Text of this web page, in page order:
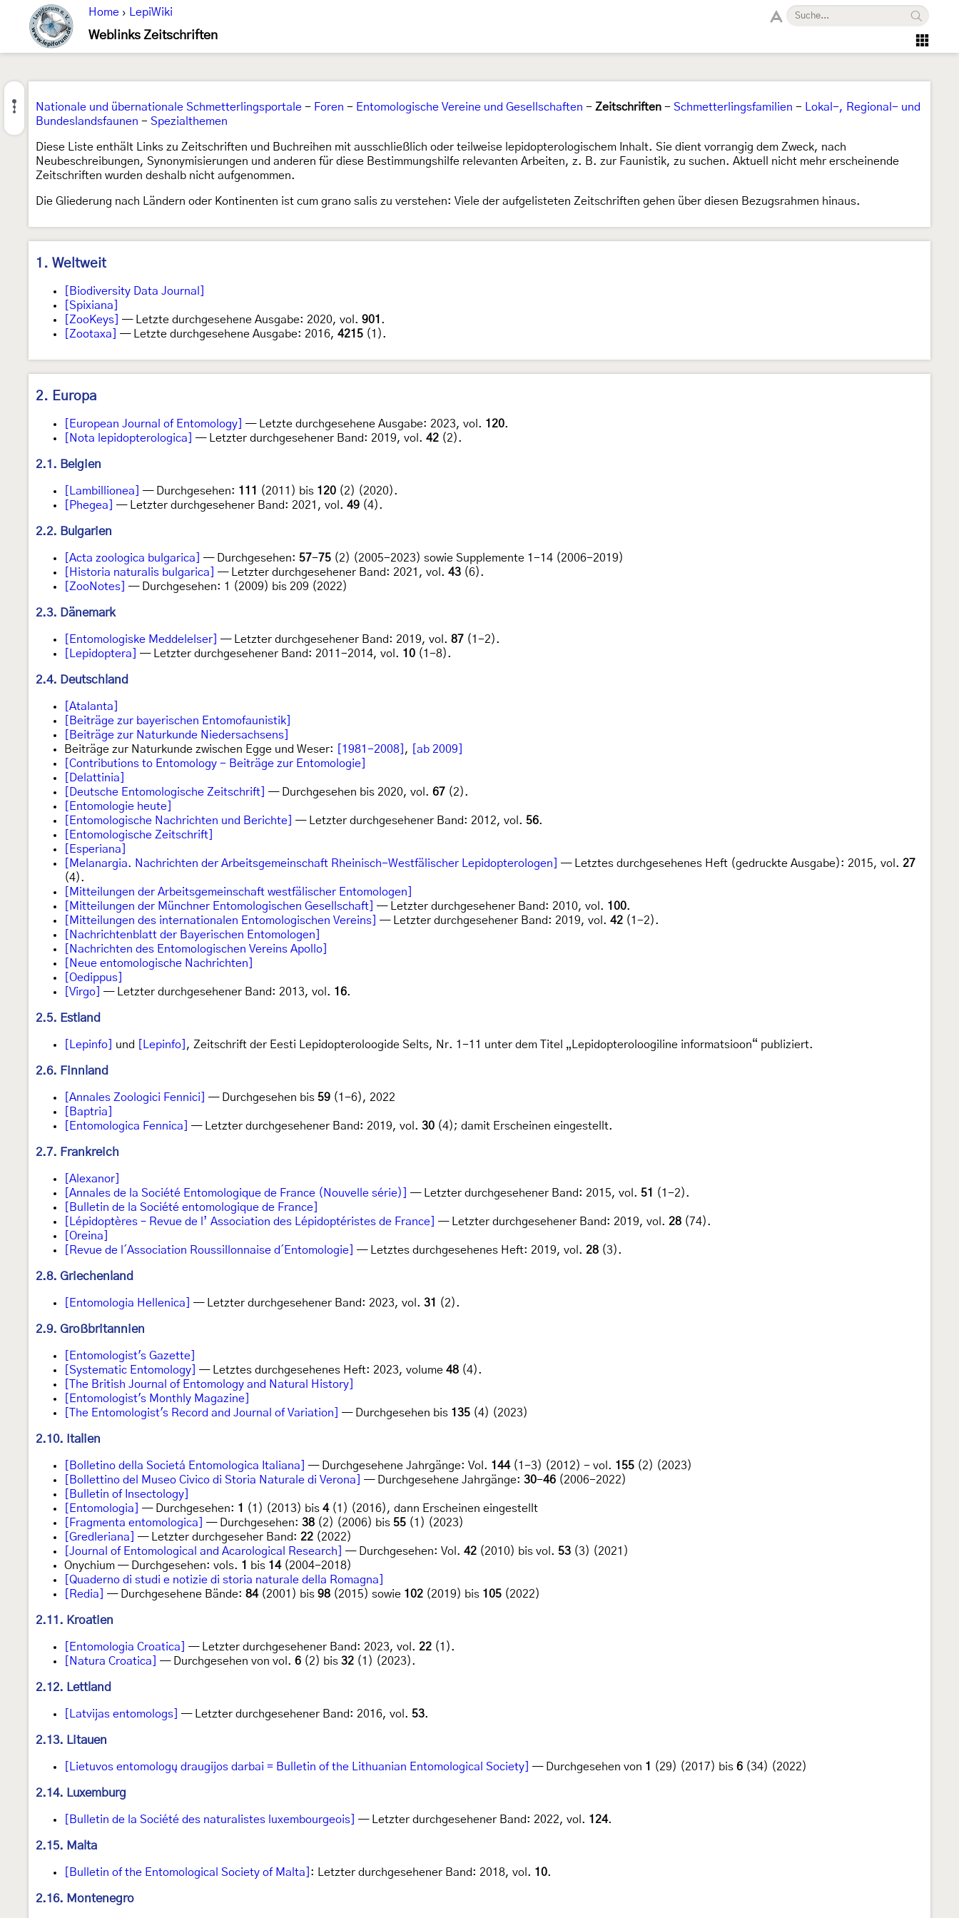
Home › LepiWiki
Weblinks Zeitschriften
Nationale und übernationale Schmetterlingsportale - Foren - Entomologische Vereine und Gesellschaften - Zeitschriften - Schmetterlingsfamilien -
Lokal-, Regional- und
Bundeslandsfaunen - Spezialthemen
Diese Liste enthält Links zu Zeitschriften und Buchreihen mit ausschließlich oder teilweise lepidopterologischem Inhalt. Sie dient vorrangig dem Zweck, nach
Neubeschreibungen, Synonymisierungen und anderen für diese Bestimmungshilfe relevanten Arbeiten, z. B. zur Faunistik, zu suchen. Aktuell nicht mehr erscheinende
Zeitschriften wurden deshalb nicht aufgenommen.
Die Gliederung nach Ländern oder Kontinenten ist cum grano salis zu verstehen: Viele der aufgelisteten Zeitschriften gehen über diesen Bezugsrahmen hinaus.
1. Weltweit
[Biodiversity Data Journal]
[Spixiana]
[ZooKeys]
— Letzte durchgesehene Ausgabe: 2020, vol. 901 .
[Zootaxa]
— Letzte durchgesehene Ausgabe: 2016, 4215 (1).
2. Europa
[European Journal of Entomology] — Letzte durchgesehene Ausgabe: 2023, vol. 120.
[Nota lepidopterologica]
— Letzter durchgesehener Band: 2019, vol. 42 (2).
2.1. Belgien
[Lambillionea] — Durchgesehen: 111 (2011) bis 120 (2) (2020).
[Phegea]
— Letzter durchgesehener Band: 2021, vol. 49 (4).
2.2. Bulgarien
[Acta zoologica bulgarica] — Durchgesehen: 57-75 (2) (2005-2023) sowie Supplemente 1-14 (2006-2019)
[Historia naturalis bulgarica]
— Letzter durchgesehener Band: 2021, vol. 43 (6).
[ZooNotes]
— Durchgesehen: 1 (2009) bis 209 (2022)
2.3. Dänemark
[Entomologiske Meddelelser] — Letzter durchgesehener Band: 2019, vol. 87 (1-2).
[Lepidoptera]
— Letzter durchgesehener Band: 2011-2014, vol. 10 (1-8).
2.4. Deutschland
[Atalanta]
[Beiträge zur bayerischen Entomofaunistik]
[Beiträge zur Naturkunde Niedersachsens]
Beiträge zur Naturkunde zwischen Egge und Weser:
[1981-2008] ,
[ab 2009]
[Contributions to Entomology - Beiträge zur Entomologie]
[Delattinia]
[Deutsche Entomologische Zeitschrift]
— Durchgesehen bis 2020, vol. 67 (2).
[Entomologie heute]
[Entomologische Nachrichten und Berichte]
— Letzter durchgesehener Band: 2012, vol. 56.
[Entomologische Zeitschrift]
[Esperiana]
[Melanargia. Nachrichten der Arbeitsgemeinschaft Rheinisch-Westfälischer Lepidopterologen]
— Letztes durchgesehenes Heft (gedruckte Ausgabe): 2015, vol. 27
(4).
[Mitteilungen der Arbeitsgemeinschaft westfälischer Entomologen]
[Mitteilungen der Münchner Entomologischen Gesellschaft]
— Letzter durchgesehener Band: 2010, vol. 100.
[Mitteilungen des internationalen Entomologischen Vereins]
— Letzter durchgesehener Band: 2019, vol. 42 (1-2).
[Nachrichtenblatt der Bayerischen Entomologen]
[Nachrichten des Entomologischen Vereins Apollo]
[Neue entomologische Nachrichten]
[Oedippus]
[Virgo]
— Letzter durchgesehener Band: 2013, vol. 16.
2.5. Estland
[Lepinfo] und [Lepinfo] , Zeitschrift der Eesti Lepidopteroloogide Selts, Nr. 1-11 unter dem Titel „Lepidopteroloogiline informatsioon“ publiziert.
2.6. Finnland
[Annales Zoologici Fennici] — Durchgesehen bis 59 (1-6), 2022
[Baptria]
[Entomologica Fennica]
— Letzter durchgesehener Band: 2019, vol. 30 (4); damit Erscheinen eingestellt.
2.7. Frankreich
[Alexanor]
[Annales de la Société Entomologique de France (Nouvelle série)]
— Letzter durchgesehener Band: 2015, vol. 51
(1-2).
[Bulletin de la Société entomologique de France]
[Lépidoptères – Revue de l’ Association des Lépidoptéristes de France]
— Letzter durchgesehener Band: 2019, vol. 28 (74).
[Oreina]
[Revue de l´Association Roussillonnaise d´Entomologie]
— Letztes durchgesehenes Heft: 2019, vol. 28 (3).
2.8. Griechenland
[Entomologia Hellenica] — Letzter durchgesehener Band: 2023, vol. 31 (2).
2.9. Großbritannien
[Entomologist's Gazette]
[Systematic Entomology]
— Letztes durchgesehenes Heft: 2023, volume 48 (4).
[The British Journal of Entomology and Natural History]
[Entomologist's Monthly Magazine]
[The Entomologist's Record and Journal of Variation]
— Durchgesehen bis 135 (4) (2023)
2.10. Italien
[Bolletino della Societá Entomologica Italiana] — Durchgesehene Jahrgänge: Vol. 144(1-3) (2012) - vol. 155 (2) (2023)
[Bollettino del Museo Civico di Storia Naturale di Verona]
— Durchgesehene Jahrgänge: 30-46 (2006-2022)
[Bulletin of Insectology]
[Entomologia]
— Durchgesehen: 1 (1) (2013) bis 4(1) (2016), dann Erscheinen eingestellt
[Fragmenta entomologica]
— Durchgesehen: 38 (2) (2006) bis 55 (1) (2023)
[Gredleriana]
— Letzter durchgeseher Band: 22 (2022)
[Journal of Entomological and Acarological Research]
— Durchgesehen: Vol. 42 (2010) bis vol. 53 (3) (2021)
Onychium — Durchgesehen: vols. 1 bis 14(2004-2018)
[Quaderno di studi e notizie di storia naturale della Romagna]
[Redia]
— Durchgesehene Bände: 84(2001) bis 98 (2015) sowie 102 (2019) bis 105 (2022)
2.11. Kroatien
[Entomologia Croatica] — Letzter durchgesehener Band: 2023, vol. 22 (1).
[Natura Croatica]
— Durchgesehen von vol. 6 (2) bis 32 (1) (2023).
2.12. Lettland
[Latvijas entomologs] — Letzter durchgesehener Band: 2016, vol. 53.
2.13. Litauen
[Lietuvos entomologų draugijos darbai = Bulletin of the Lithuanian Entomological Society] — Durchgesehen von 1 (29) (2017) bis 6 (34) (2022)
2.14. Luxemburg
[Bulletin de la Société des naturalistes luxembourgeois] — Letzter durchgesehener Band: 2022, vol. 124.
2.15. Malta
[Bulletin of the Entomological Society of Malta] : Letzter durchgesehener Band: 2018, vol. 10.
2.16. Montenegro